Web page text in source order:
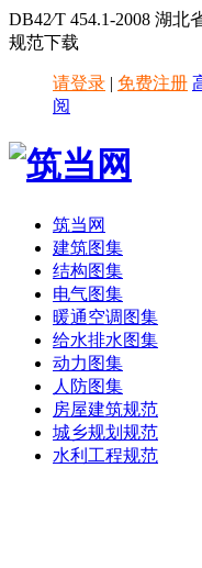
DB42∕T 454.1-2008 湖
规范下载
请登录 | 免费注册
阅
筑当网
建筑图集
结构图集
电气图集
暖通空调图集
给水排水图集
动力图集
人防图集
房屋建筑规范
城乡规划规范
水利工程规范